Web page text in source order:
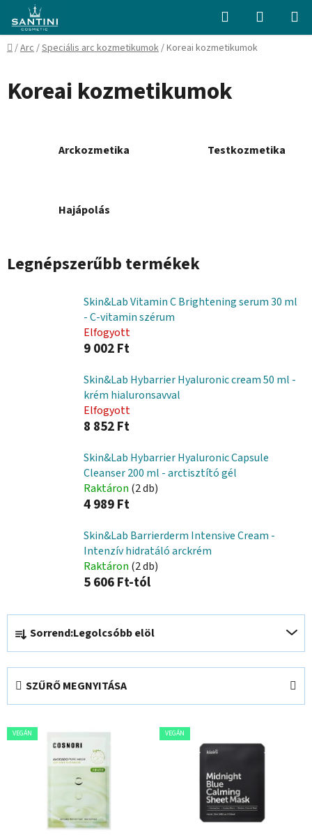
fő
tartalomhoz
Keresés KOSÁR
Kezdőlap
/Arc/Speciális arc kozmetikumok/Koreai kozmetikumok
Koreai kozmetikumok
Arckozmetika Testkozmetika
Hajápolás
Legnépszerűbb termékek
Skin&Lab Vitamin C Brightening serum 30 ml
- C-vitamin szérum
Elfogyott
9 002 Ft
Skin&Lab Hybarrier Hyaluronic cream 50 ml -
krém hialuronsavval
Elfogyott
8 852 Ft
Skin&Lab Hybarrier Hyaluronic Capsule
Cleanser 200 ml - arctisztító gél
Raktáron (2 db)
4 989 Ft
Skin&Lab Barrierderm Intensive Cream -
Intenzív hidratáló arckrém
Raktáron (2 db)
5 606 Ft-tól
T
r
m
k
e
k
Sorrend:Legolcsóbb elöl
SZŰRŐ MEGNYITÁSA
T
e
VEGÁN VEGÁN